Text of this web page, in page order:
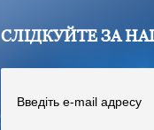
СЛІДКУЙТЕ ЗА